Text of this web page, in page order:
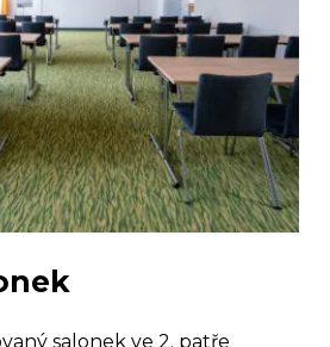
salonek ve 2. patře